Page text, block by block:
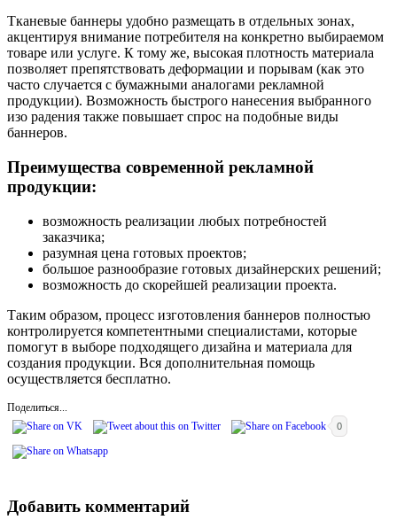
Тканевые баннеры удобно размещать в отдельных зонах,
акцентируя внимание потребителя на конкретно выбираемом
товаре или услуге. К тому же, высокая плотность материала
позволяет препятствовать деформации и порывам (как это
часто случается с бумажными аналогами рекламной
продукции). Возможность быстрого нанесения выбранного
изо радения также повышает спрос на подобные виды
баннеров.
Преимущества современной рекламной
продукции:
возможность реализации любых потребностей
заказчика;
разумная цена готовых проектов;
большое разнообразие готовых дизайнерских решений;
возможность до скорейшей реализации проекта.
Таким образом, процесс изготовления баннеров полностью
контролируется компетентными специалистами, которые
помогут в выборе подходящего дизайна и материала для
создания продукции. Вся дополнительная помощь
осуществляется бесплатно.
Поделиться...
0
Добавить комментарий